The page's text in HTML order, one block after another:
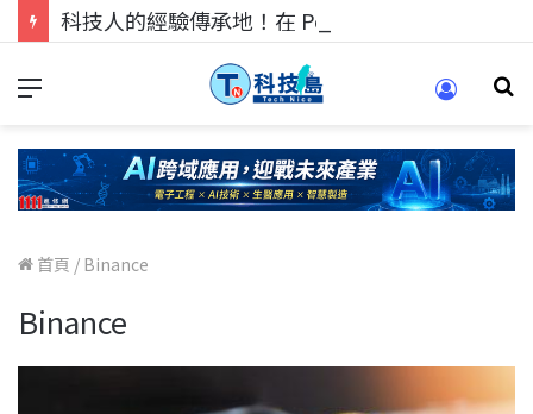
首頁 / Binance
Binance